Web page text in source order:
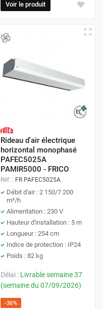
Voir le produit
Rideau d'air électrique
horizontal monophasé
PAFEC5025A
PAMIR5000 - FRICO
Réf. : FR PAFEC5025A
Débit d'air : 2 150/7 200
m³/h
Alimentation : 230 V
Hauteur d'installation : 5 m
Longueur : 254 cm
Indice de protection : IP24
Poids : 82 kg
Délai : Livrable semaine 37
(semaine du 07/09/2026)
-30%